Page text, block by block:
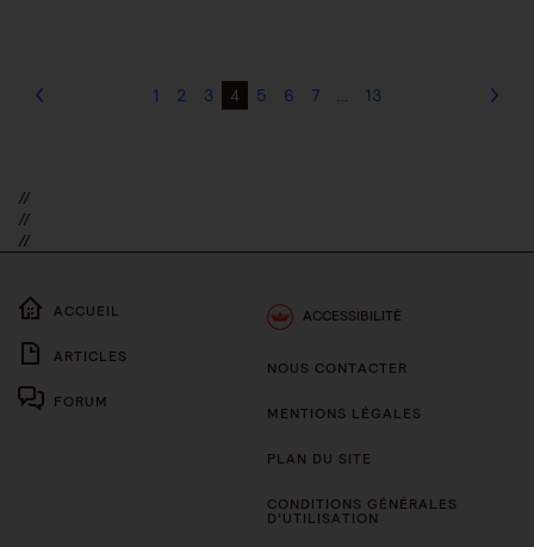
1 2 3 4 5 6 7 … 13
//
//
//
ACCUEIL
ARTICLES
FORUM
ACCESSIBILITÉ
NOUS CONTACTER
MENTIONS LÉGALES
PLAN DU SITE
CONDITIONS GÉNÉRALES
D’UTILISATION